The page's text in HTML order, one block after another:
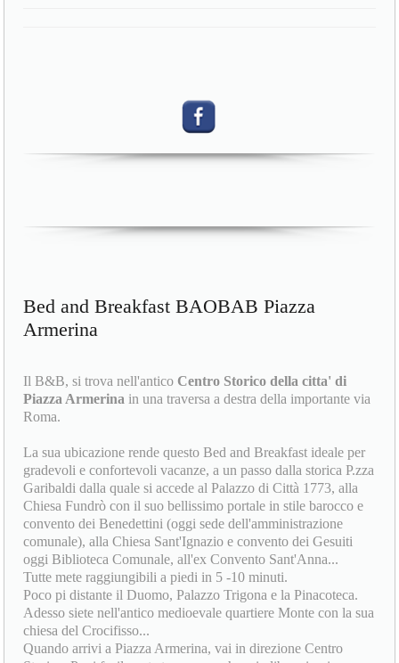
Bed and Breakfast BAOBAB Piazza
Armerina
Il B&B, si trova nell'antico Centro Storico della citta' di
Piazza Armerina in una traversa a destra della importante via
Roma.
La sua ubicazione rende questo Bed and Breakfast ideale per
gradevoli e confortevoli vacanze, a un passo dalla storica P.zza
Garibaldi dalla quale si accede al Palazzo di Città 1773, alla
Chiesa Fundrò con il suo bellissimo portale in stile barocco e
convento dei Benedettini (oggi sede dell'amministrazione
comunale), alla Chiesa Sant'Ignazio e convento dei Gesuiti
oggi Biblioteca Comunale, all'ex Convento Sant'Anna...
Tutte mete raggiungibili a piedi in 5 -10 minuti.
Poco pi distante il Duomo, Palazzo Trigona e la Pinacoteca.
Adesso siete nell'antico medioevale quartiere Monte con la sua
chiesa del Crocifisso...
Quando arrivi a Piazza Armerina, vai in direzione Centro